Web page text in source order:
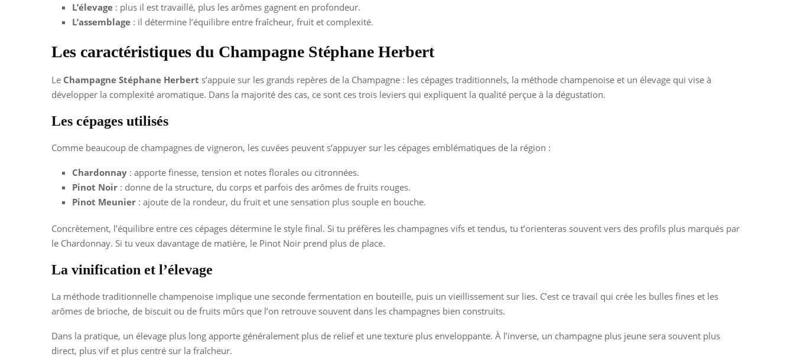
L’élevage : plus il est travaillé, plus les arômes gagnent en profondeur.
L’assemblage : il détermine l’équilibre entre fraîcheur, fruit et complexité.
Les caractéristiques du Champagne Stéphane Herbert
Le Champagne Stéphane Herbert s’appuie sur les grands repères de la Champagne : les cépages traditionnels, la méthode champenoise et un élevage qui vise à
développer la complexité aromatique. Dans la majorité des cas, ce sont ces trois leviers qui expliquent la qualité perçue à la dégustation.
Les cépages utilisés
Comme beaucoup de champagnes de vigneron, les cuvées peuvent s’appuyer sur les cépages emblématiques de la région :
Chardonnay : apporte finesse, tension et notes florales ou citronnées.
Pinot Noir : donne de la structure, du corps et parfois des arômes de fruits rouges.
Pinot Meunier : ajoute de la rondeur, du fruit et une sensation plus souple en bouche.
Concrètement, l’équilibre entre ces cépages détermine le style final. Si tu préfères les champagnes vifs et tendus, tu t’orienteras souvent vers des profils plus marqués par
le Chardonnay. Si tu veux davantage de matière, le Pinot Noir prend plus de place.
La vinification et l’élevage
La méthode traditionnelle champenoise implique une seconde fermentation en bouteille, puis un vieillissement sur lies. C’est ce travail qui crée les bulles fines et les
arômes de brioche, de biscuit ou de fruits mûrs que l’on retrouve souvent dans les champagnes bien construits.
Dans la pratique, un élevage plus long apporte généralement plus de relief et une texture plus enveloppante. À l’inverse, un champagne plus jeune sera souvent plus
direct, plus vif et plus centré sur la fraîcheur.